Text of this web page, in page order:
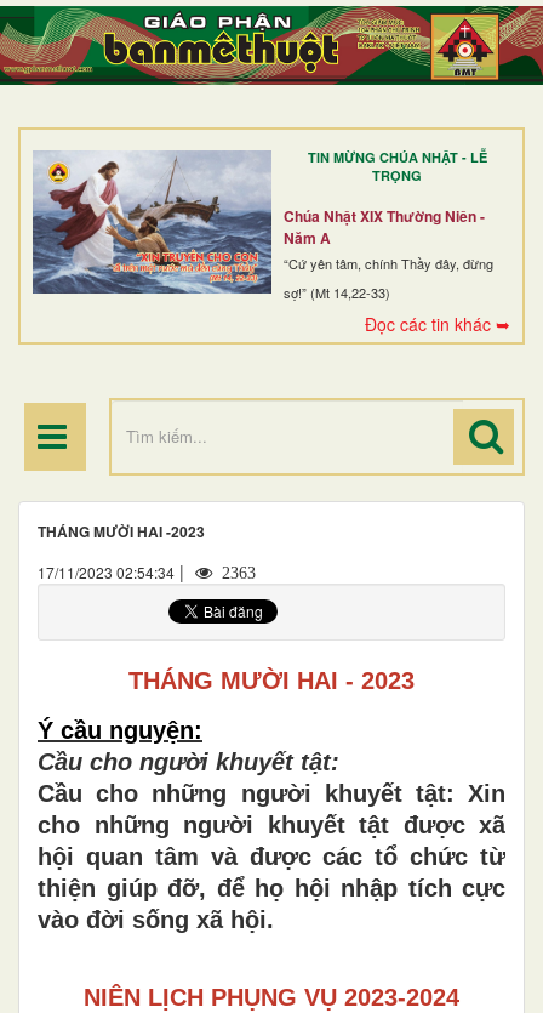
TIN MỪNG CHÚA NHẬT - LỄ
TRỌNG
Chúa Nhật XIX Thường Niên -
Năm A
“Cứ yên tâm, chính Thầy đây, đừng
sợ!” (Mt 14,22-33)
Đọc các tin khác ➥
TRANG NHẤT
GIỚI THIỆU
DÒNG TU
BAN MỤC VỤ
ĐOÀN THỂ CG
THÁNG MƯỜI HAI -2023
17/11/2023 02:54:34 | 2363
THÁNG MƯỜI HAI - 2023
Ý cầu nguyện:
Cầu cho người khuyết tật:
Cầu cho những người khuyết tật: Xin
cho những người khuyết tật được xã
hội quan tâm và được các tổ chức từ
thiện giúp đỡ, để họ hội nhập tích cực
vào đời sống xã hội.
NIÊN LỊCH PHỤNG VỤ 2023-2024